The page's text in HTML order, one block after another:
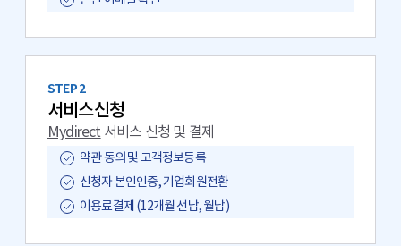
STEP 2
서비스신청
Mydirect서비스 신청 및 결제
약관 동의 및 고객정보등록
신청자 본인인증, 기업회원전환
이용료결제 (12개월 선납, 월납)